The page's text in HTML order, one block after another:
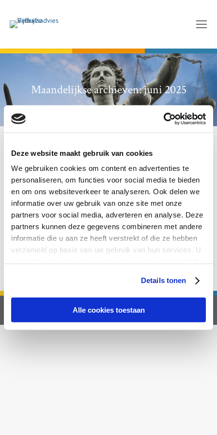
Deze website maakt gebruik van cookies
We gebruiken cookies om content en advertenties te
personaliseren, om functies voor social media te bieden
en om ons websiteverkeer te analyseren. Ook delen we
informatie over uw gebruik van onze site met onze
partners voor social media, adverteren en analyse. Deze
partners kunnen deze gegevens combineren met andere
informatie die u aan ze heeft verstrekt of die ze hebben
verzameld op basis van uw gebruik van hun services. U
Details tonen
Alle cookies toestaan
Maandelijkse archieven:juni 2025
WIA, IVA en WGA uitkering bij langdurige werkeloosheid
Uncategorized DoorPhilip Vijfhuize
17 juni 2025
Een reactie achterlaten
WIA-uitkeringen: Wat zijn de verschillen tussen WGA en
IVA? De Wet werk en inkomen naar arbeidsvermogen (WIA)
biedt financiële ondersteuning aan mensen die na twee
jaar ziekte nog steeds niet volledig kunnen werken. Binnen
deze wet bestaan twee uitkeringen: de Werkhervatting
Gedeeltelijk Arbeidsgeschikten (WGA) en de